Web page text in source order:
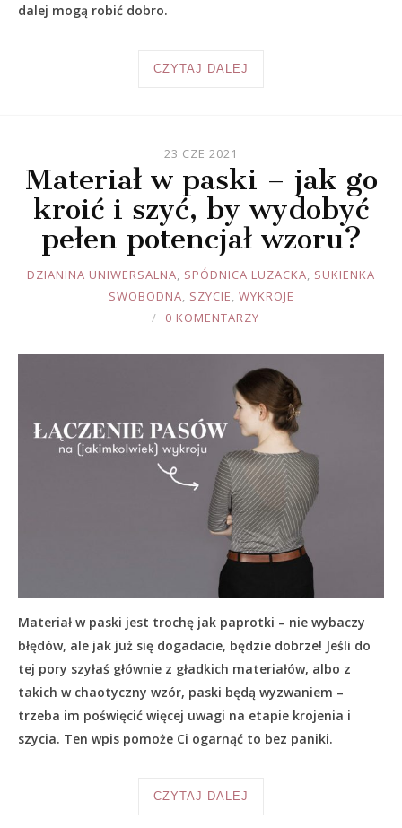
dalej mogą robić dobro.
CZYTAJ DALEJ
23 CZE 2021
Materiał w paski – jak go
kroić i szyć, by wydobyć
pełen potencjał wzoru?
JOULE
DZIANINA UNIWERSALNA, SPÓDNICA LUZACKA, SUKIENKA
SWOBODNA, SZYCIE, WYKROJE
0 KOMENTARZY
Materiał w paski jest trochę jak paprotki – nie wybaczy
błędów, ale jak już się dogadacie, będzie dobrze! Jeśli do
tej pory szyłaś głównie z gładkich materiałów, albo z
takich w chaotyczny wzór, paski będą wyzwaniem –
trzeba im poświęcić więcej uwagi na etapie krojenia i
szycia. Ten wpis pomoże Ci ogarnąć to bez paniki.
CZYTAJ DALEJ